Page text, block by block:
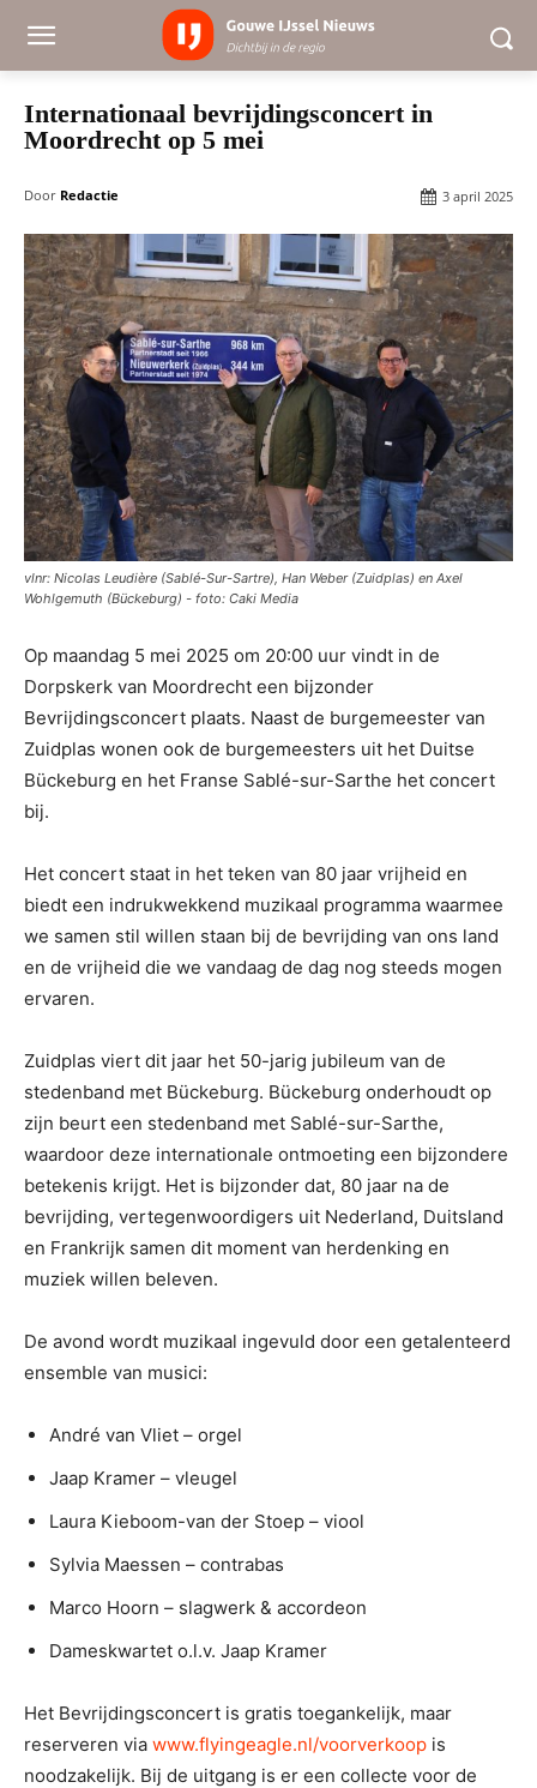
Internationaal bevrijdingsconcert in
Moordrecht op 5 mei
Door Redactie 3 april 2025
vlnr: Nicolas Leudière (Sablé-Sur-Sartre), Han Weber (Zuidplas) en Axel
Wohlgemuth (Bückeburg) - foto: Caki Media
Op maandag 5 mei 2025 om 20:00 uur vindt in de
Dorpskerk van Moordrecht een bijzonder
Bevrijdingsconcert plaats. Naast de burgemeester van
Zuidplas wonen ook de burgemeesters uit het Duitse
Bückeburg en het Franse Sablé-sur-Sarthe het concert
bij.
Het concert staat in het teken van 80 jaar vrijheid en
biedt een indrukwekkend muzikaal programma waarmee
we samen stil willen staan bij de bevrijding van ons land
en de vrijheid die we vandaag de dag nog steeds mogen
ervaren.
Zuidplas viert dit jaar het 50-jarig jubileum van de
stedenband met Bückeburg. Bückeburg onderhoudt op
zijn beurt een stedenband met Sablé-sur-Sarthe,
waardoor deze internationale ontmoeting een bijzondere
betekenis krijgt. Het is bijzonder dat, 80 jaar na de
bevrijding, vertegenwoordigers uit Nederland, Duitsland
en Frankrijk samen dit moment van herdenking en
muziek willen beleven.
De avond wordt muzikaal ingevuld door een getalenteerd
ensemble van musici:
André van Vliet – orgel
Jaap Kramer – vleugel
Laura Kieboom-van der Stoep – viool
Sylvia Maessen – contrabas
Marco Hoorn – slagwerk & accordeon
Dameskwartet o.l.v. Jaap Kramer
Het Bevrijdingsconcert is gratis toegankelijk, maar
reserveren via www.flyingeagle.nl/voorverkoop is
noodzakelijk. Bij de uitgang is er een collecte voor de